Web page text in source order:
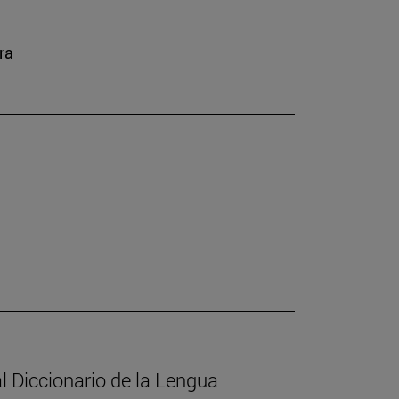
Diccionario de la Lengua